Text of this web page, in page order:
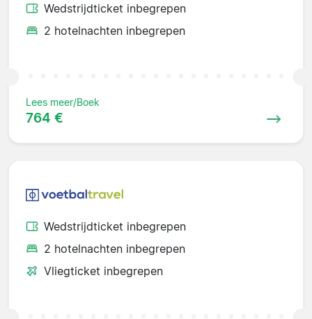
Wedstrijdticket inbegrepen
2 hotelnachten inbegrepen
Lees meer/Boek
764 €
Wedstrijdticket inbegrepen
2 hotelnachten inbegrepen
Vliegticket inbegrepen